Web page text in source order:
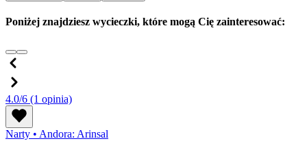
Poniżej znajdziesz wycieczki, które mogą Cię zainteresować:
4.0/6 (1 opinia)
Narty • Andora: Arinsal